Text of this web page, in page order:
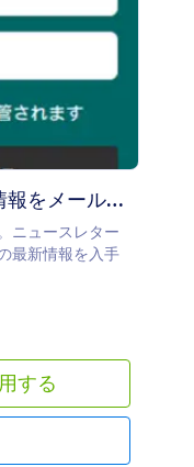
オプトインフォーム 最新情報をメールでお届け
ニュースレター
最新情報を入手
する